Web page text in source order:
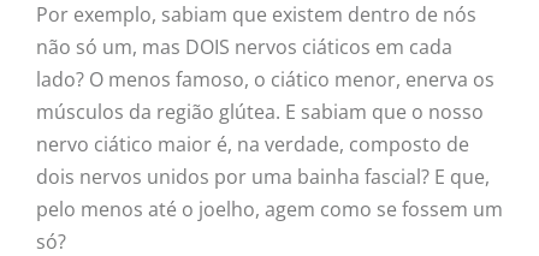
Por exemplo, sabiam que existem dentro de nós
não só um, mas DOIS nervos ciáticos em cada
lado? O menos famoso, o ciático menor, enerva os
músculos da região glútea. E sabiam que o nosso
nervo ciático maior é, na verdade, composto de
dois nervos unidos por uma bainha fascial? E que,
pelo menos até o joelho, agem como se fossem um
só?